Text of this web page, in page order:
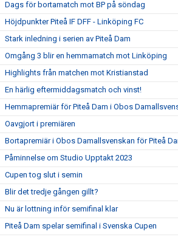
Dags för bortamatch mot BP på söndag
Höjdpunkter Piteå IF DFF - Linköping FC
Stark inledning i serien av Piteå Dam
Omgång 3 blir en hemmamatch mot Linköping
Highlights från matchen mot Kristianstad
En härlig eftermiddagsmatch och vinst!
Hemmapremiär för Piteå Dam i Obos
Oavgjort i premiären
Bortapremiär i Obos Damallsvenskan för Piteå
Påminnelse om Studio Upptakt 2023
Cupen tog slut i semin
Blir det tredje gången gillt?
Nu är lottning inför semifinal klar
Piteå Dam spelar semifinal i Svenska Cupen